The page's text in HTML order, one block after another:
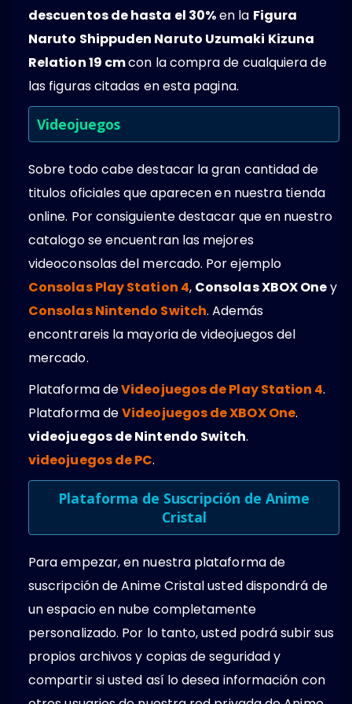
descuentos de hasta el 30%en la Figura
Naruto Shippuden Naruto Uzumaki Kizuna
Relation 19 cmcon la compra de cualquiera de
las figuras citadas en esta pagina.
Videojuegos
Sobre todo cabe destacar la gran cantidad de
titulos oficiales que aparecen en nuestra tienda
online. Por consiguiente destacar que en nuestro
catalogo se encuentran las mejores
videoconsolas del mercado. Por ejemplo
Consolas Play Station 4, Consolas XBOX Oney
Consolas Nintendo Switch. Además
encontrareis la mayoria de videojuegos del
mercado.
Plataforma deVideojuegos de Play Station 4.
Plataforma deVideojuegos de XBOX One.
videojuegos de Nintendo Switch.
videojuegos de PC.
Plataforma de Suscripción de Anime
Cristal
Para empezar, en nuestra plataforma de
suscripción de Anime Cristal usted dispondrá de
un espacio en nube completamente
personalizado. Por lo tanto, usted podrá subir sus
propios archivos y copias de seguridad y
compartir si usted así lo desea información con